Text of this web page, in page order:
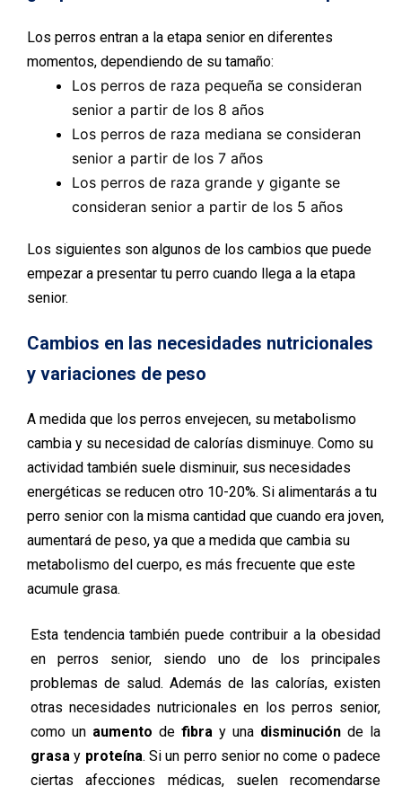
Los perros entran a la etapa senior en diferentes
momentos, dependiendo de su tamaño:
Los perros de raza pequeña se consideran
senior a partir de los 8 años
Los perros de raza mediana se consideran
senior a partir de los 7 años
Los perros de raza grande y gigante se
consideran senior a partir de los 5 años
Los siguientes son algunos de los cambios que puede
empezar a presentar tu perro cuando llega a la etapa
senior.
Cambios en las necesidades nutricionales
y variaciones de peso
A medida que los perros envejecen, su metabolismo
cambia y su necesidad de calorías disminuye. Como su
actividad también suele disminuir, sus necesidades
energéticas se reducen otro 10-20%. Si alimentarás a tu
perro senior con la misma cantidad que cuando era joven,
aumentará de peso, ya que a medida que cambia su
metabolismo del cuerpo, es más frecuente que este
acumule grasa.
Esta tendencia también puede contribuir a la obesidad
en perros senior, siendo uno de los principales
problemas de salud. Además de las calorías, existen
otras necesidades nutricionales en los perros senior,
como un aumento de fibra y una disminución de la
grasay proteína. Si un perro senior no come o padece
ciertas afecciones médicas, suelen recomendarse